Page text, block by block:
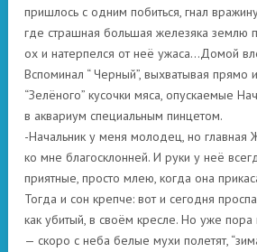
пришлось с одним побиться, гнал
где страшная большая железяка землю
ох и натерпелся от неё ужаса…Домой
Вспоминал “ Черный”, выхватывая прямо
“Зелёного” кусочки мяса, опускаемые
в аквариум специальным пинцетом.
-Начальник у меня молодец, но главная
ко мне благосклонней. И руки у неё
приятные, просто млею, когда она
Тогда и сон крепче: вот и сегодня
как убитый, в своём кресле. Но уже пора
— скоро с неба белые мухи полетят,